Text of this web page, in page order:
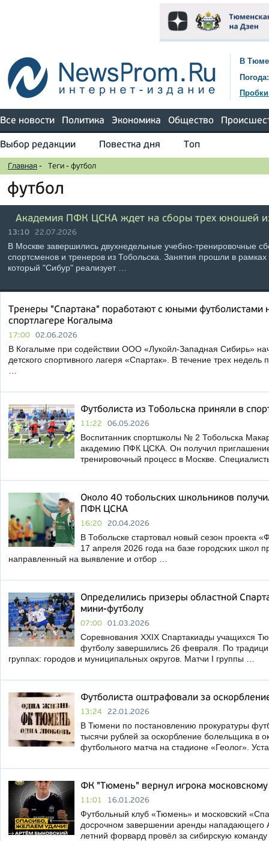
В
Погода:
Все новости Политика Экономика Общество
Выбор редакции Повестка дня Топ
Главная - Теги - футбол
футбол
Академия ПФК ЦСКА ждет на сборы трех юношей
13:10 22.07.2026
В Москве завершились двухнедельные учебно-тренировочные
спортсменов и тренеров из Тобольска. Занятия прошли в
который "Сибур" реализует …
Тренеры "Спартака" поработают с юными футболистами
спортлагере Когалыма
17:00 02.06.2026
В Когалыме при содействии ООО «Лукойл-Западная Сибирь»
детского спортивного лагеря «Спартак». В течение трех недель
Футболиста из Тобольска приняли в
11:22 06.05.2026
Воспитанник спортшколы № 2 Тобольска
академию ПФК ЦСКА. Он получил
тренировочный процесс в Москве.
Около 40 тобольских школьников
ПФК ЦСКА
16:20 20.04.2026
В Тобольске стартовал новый сезон проекта
17 апреля 2026 года на базе городских школ
направленный на выявление и отбор …
Определились призеры областной
мини-футболу
07:00 01.03.2026
Соревнования XXIX Спартакиады учащихся
футболу завершились 26 февраля. По
группах: городов и муниципальных округов. Матчи I группы …
Футболиста оштрафовали за
13:24 22.01.2026
В Тюмени по постановлению прокуратуры
тысячи рублей за оскорбление болельщика в
футбольного матча на стадионе «Геолог».
ФК "Тюмень" вернул игрока московскому
11:01 16.01.2026
Футбольный клуб «Тюмень» и московский
досрочном завершении аренды нападающего
летний форвард провёл за сибирскую